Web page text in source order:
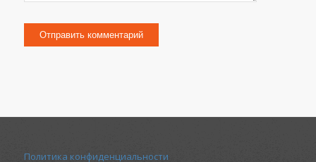
Политика конфиденциальности